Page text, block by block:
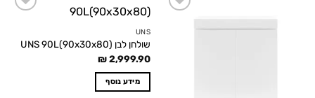
UNS
שולחן לבן UNS 90L(90x30x80)
₪2,999.90
מידע נוסף